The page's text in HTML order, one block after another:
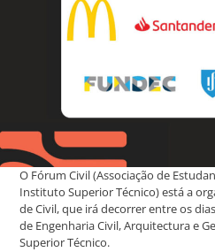
O Fórum Civil (Associação de
Instituto Superior Técnico) está a
de Civil, que irá decorrer entre os
de Engenharia Civil, Arquitectura e
Superior Técnico.